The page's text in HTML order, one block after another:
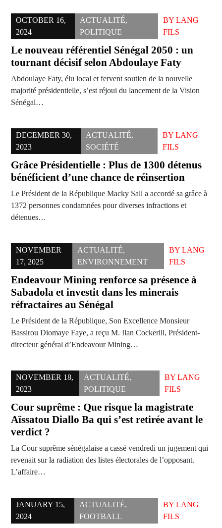
OCTOBER 16,
2024
ACTUALITÉ,
POLITIQUE
BY LANG
FILS
Le nouveau référentiel Sénégal 2050 : un
tournant décisif selon Abdoulaye Faty
Abdoulaye Faty, élu local et fervent soutien de la nouvelle
majorité présidentielle, s’est réjoui du lancement de la Vision
Sénégal…
DECEMBER 30,
2023
ACTUALITÉ,
SOCIÉTÉ
BY LANG
FILS
Grâce Présidentielle : Plus de 1300 détenus
bénéficient d’une chance de réinsertion
Le Président de la République Macky Sall a accordé sa grâce à
1372 personnes condamnées pour diverses infractions et
détenues…
NOVEMBER
17, 2025
ACTUALITÉ,
ENVIRONNEMENT
BYLANG
FILS
Endeavour Mining renforce sa présence à
Sabadola et investit dans les minerais
réfractaires au Sénégal
Le Président de la République, Son Excellence Monsieur
Bassirou Diomaye Faye, a reçu M. Ilan Cockerill, Président-
directeur général d’Endeavour Mining…
NOVEMBER 18,
2023
ACTUALITÉ,
POLITIQUE
BY LANG
FILS
Cour suprême : Que risque la magistrate
Aïssatou Diallo Ba qui s’est retirée avant le
verdict ?
La Cour suprême sénégalaise a cassé vendredi un jugement qui
revenait sur la radiation des listes électorales de l’opposant.
L’affaire…
JANUARY 15,
2024
ACTUALITÉ,
FOOTBALL
BY LANG
FILS